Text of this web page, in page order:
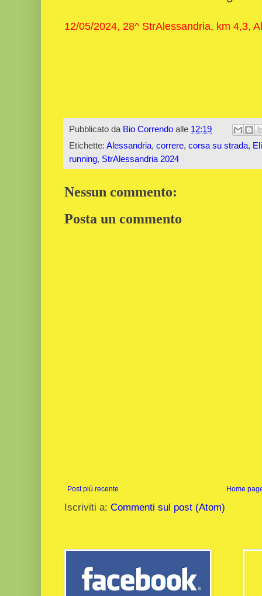
12/05/2024, 28^ StrAlessandria, km 4,3,
Pubblicato da Bio Correndo alle 12:19
Etichette: Alessandria, correre, corsa su strada,
running, StrAlessandria 2024
Nessun commento:
Posta un commento
Post più recente Home
Iscriviti a: Commenti sul post (Atom)